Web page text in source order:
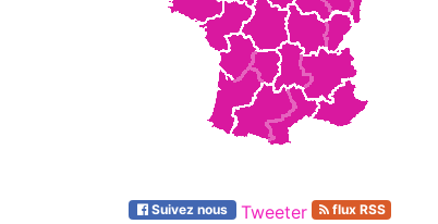
Suivez nous Tweeter flux RSS